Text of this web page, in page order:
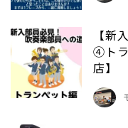
【新
④ト
店】